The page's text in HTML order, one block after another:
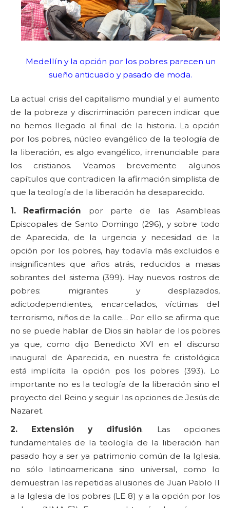
Medellín y la opción por los pobres parecen un
sueño anticuado y pasado de moda.
La actual crisis del capitalismo mundial y el aumento
de la pobreza y discriminación parecen indicar que
no hemos llegado al final de la historia. La opción
por los pobres, núcleo evangélico de la teología de
la liberación, es algo evangélico, irrenunciable para
los cristianos. Veamos brevemente algunos
capítulos que contradicen la afirmación simplista de
que la teología de la liberación ha desaparecido.
1. Reafirmación por parte de las Asambleas
Episcopales de Santo Domingo (296), y sobre todo
de Aparecida, de la urgencia y necesidad de la
opción por los pobres, hay todavía más excluidos e
insignificantes que años atrás, reducidos a masas
sobrantes del sistema (399). Hay nuevos rostros de
pobres: migrantes y desplazados,
adictodependientes, encarcelados, víctimas del
terrorismo, niños de la calle… Por ello se afirma que
no se puede hablar de Dios sin hablar de los pobres
ya que, como dijo Benedicto XVI en el discurso
inaugural de Aparecida, en nuestra fe cristológica
está implícita la opción pos los pobres (393). Lo
importante no es la teología de la liberación sino el
proyecto del Reino y seguir las opciones de Jesús de
Nazaret.
2. Extensión y difusión. Las opciones
fundamentales de la teología de la liberación han
pasado hoy a ser ya patrimonio común de la Iglesia,
no sólo latinoamericana sino universal, como lo
demuestran las repetidas alusiones de Juan Pablo II
a la Iglesia de los pobres (LE 8) y a la opción por los